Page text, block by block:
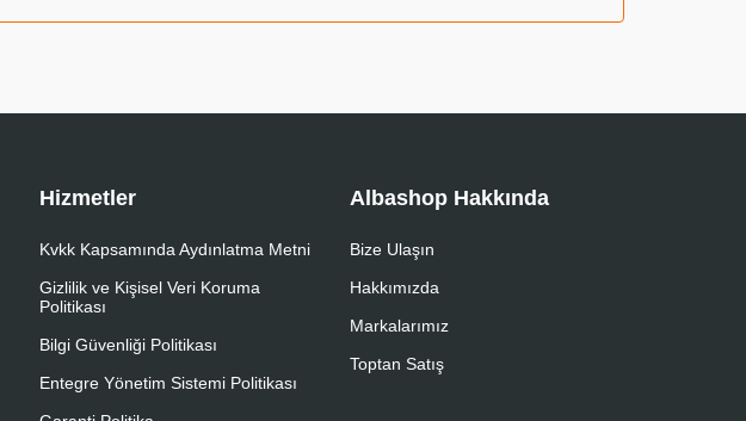
Hizmetler
Kvkk Kapsamında Aydınlatma Metni
Gizlilik ve Kişisel Veri Koruma
Politikası
Bilgi Güvenliği Politikası
Entegre Yönetim Sistemi Politikası
Albashop Hakkında
Bize Ulaşın
Hakkımızda
Markalarımız
Toptan Satış